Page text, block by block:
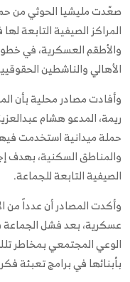
صعّدت مليشيا الحوثي من
المراكز الصيفية التابعة
والأطقم العسكرية، في
الأهالي والناشطين
وأفادت مصادر محلية بأن
ريمة، المدعو هشام
حملة ميدانية استخدمت
والمناطق السكنية، بهدف
الصيفية التابعة للجماعة.
وأكدت المصادر أن عدداً
عسكرية، بعد فشل
الوعي المجتمعي بمخاطر
بأبنائها في برامج تعبئة